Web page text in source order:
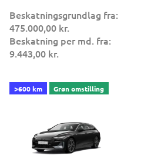
Beskatningsgrundlag fra:
475.000,00 kr.
Beskatning per md. fra:
9.443,00 kr.